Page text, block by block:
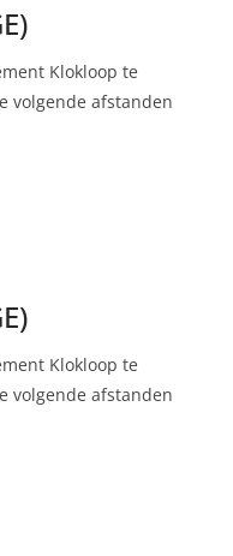
Klokloop te
volgende afstanden
Klokloop te
volgende afstanden